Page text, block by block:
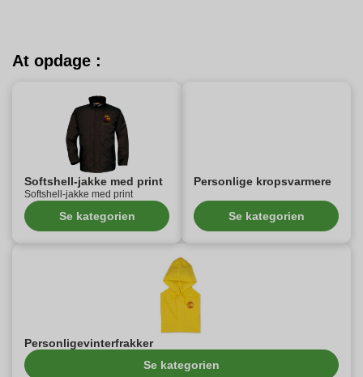
At opdage :
Softshell-jakke med print
Softshell-jakke med print
Se kategorien
Personlige kropsvarmere
Se kategorien
Personligevinterfrakker
Se kategorien